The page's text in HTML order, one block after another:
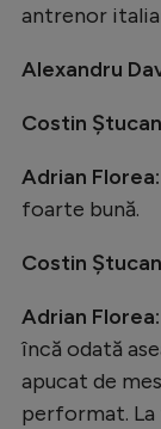
antrenor
Alexandru
Costin
Adrian Florea:
foarte bună.
Costin
Adrian Florea:
încă odată
apucat de
performat. La